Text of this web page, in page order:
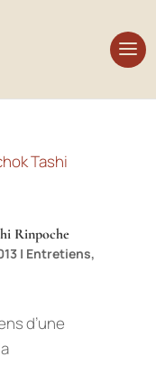
Rinpoche
| Entretiens,
d’une